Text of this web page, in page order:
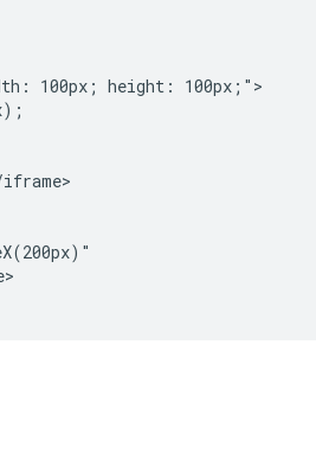
100px; height: 100px;">